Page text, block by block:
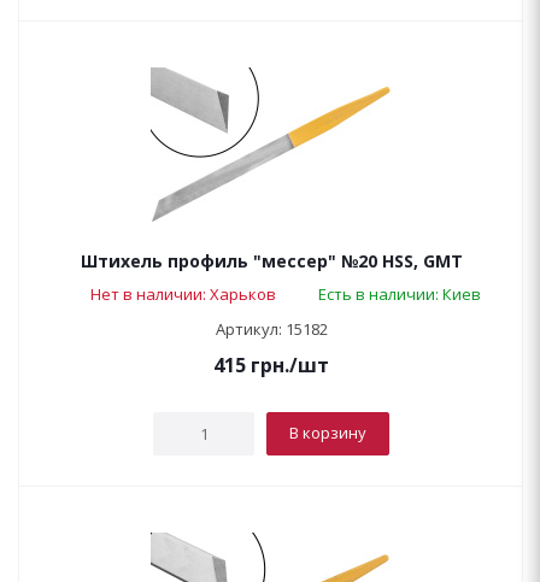
Штихель профиль "мессер" №20 HSS, GMT
Нет в наличии: Харьков
Есть в наличии: Киев
Артикул: 15182
415 грн./шт
В корзину